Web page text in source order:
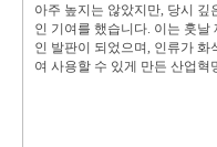
아주 높지는 않았지만, 당시
인 기여를 했습니다. 이는 훗
인 발판이 되었으며, 인류가
여 사용할 수 있게 만든 산업혁